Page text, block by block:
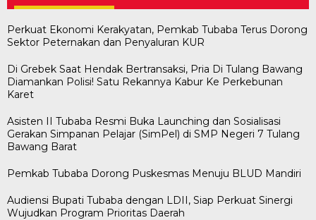
Perkuat Ekonomi Kerakyatan, Pemkab Tubaba Terus Dorong
Sektor Peternakan dan Penyaluran KUR
Di Grebek Saat Hendak Bertransaksi, Pria Di Tulang Bawang
Diamankan Polisi! Satu Rekannya Kabur Ke Perkebunan
Karet
Asisten II Tubaba Resmi Buka Launching dan Sosialisasi
Gerakan Simpanan Pelajar (SimPel) di SMP Negeri 7 Tulang
Bawang Barat
Pemkab Tubaba Dorong Puskesmas Menuju BLUD Mandiri
Audiensi Bupati Tubaba dengan LDII, Siap Perkuat Sinergi
Wujudkan Program Prioritas Daerah